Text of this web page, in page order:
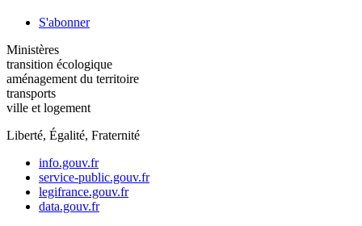
S'abonner
Ministères
transition écologique
aménagement du territoire
transports
ville et logement
Liberté, Égalité, Fraternité
info.gouv.fr
service-public.gouv.fr
legifrance.gouv.fr
data.gouv.fr